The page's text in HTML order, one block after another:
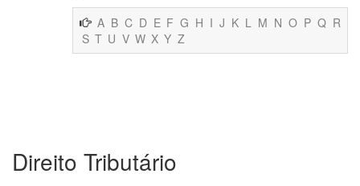
A B C D E F G H I J K L M N O P Q R
S T U V W X Y Z
Direito Tributário